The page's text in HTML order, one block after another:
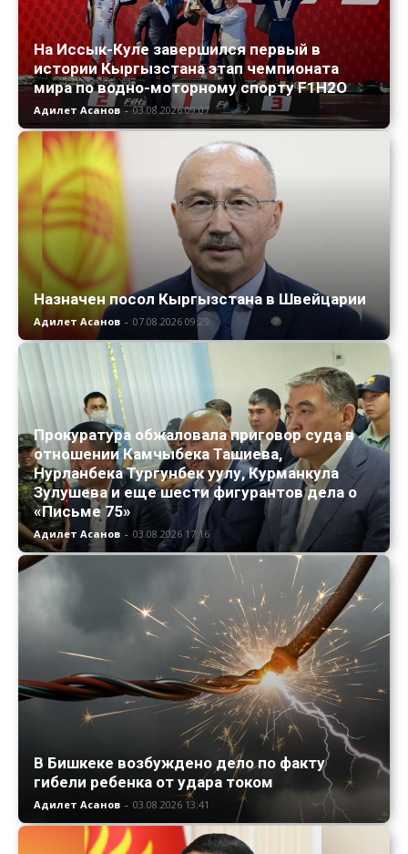
На Иссык-Куле завершился первый в
истории Кыргызстана этап чемпионата
мира по водно-моторному спорту F1H2O
Адилет Асанов - 03.08.2026 09:07
Назначен посол Кыргызстана в Швейцарии
Адилет Асанов - 07.08.2026 09:29
Прокуратура обжаловала приговор суда в
отношении Камчыбека Ташиева,
Нурланбека Тургунбек уулу, Курманкула
Зулушева и еще шести фигурантов дела о
«Письме 75»
Адилет Асанов - 03.08.2026 17:16
В Бишкеке возбуждено дело по факту
гибели ребенка от удара током
Адилет Асанов - 03.08.2026 13:41